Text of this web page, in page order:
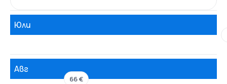
Юли
Авг
66 €